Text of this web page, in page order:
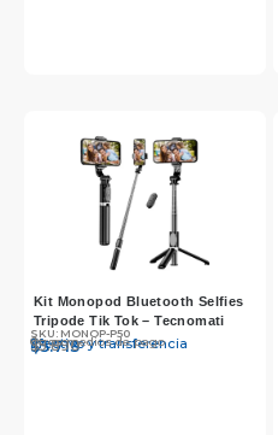
Kit Monopod Bluetooth Selfies
Tripode Tik Tok – Tecnomati
SKU: MONOP-P50
$5.713
Efectivo y transferencia
$5.890
Otros medios de pago